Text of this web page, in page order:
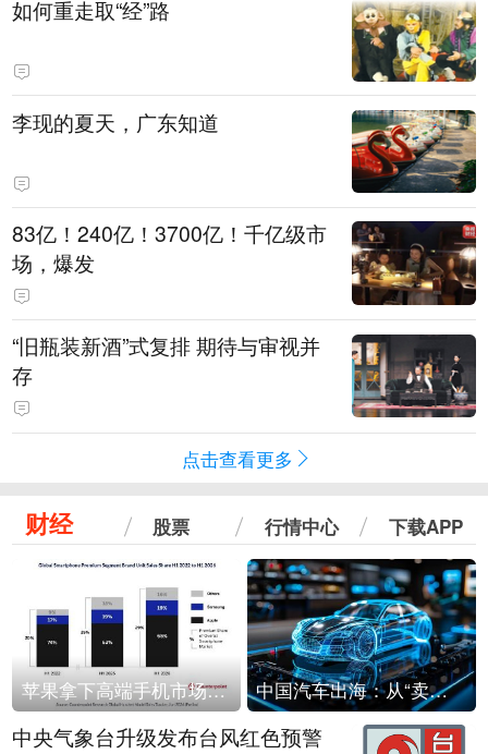
如何重走取“经”路
李现的夏天，广东知道
83亿！240亿！3700亿！千亿级市
场，爆发
“旧瓶装新酒”式复排 期待与审视并
存
点击查看更多
财经 股票 行情中心 下载APP
苹果拿下高端手机市场65%的份额：iPhone 17系列功不可没 中国汽车出海：从“卖出去”到“走进去”
中央气象台升级发布台风红色预警